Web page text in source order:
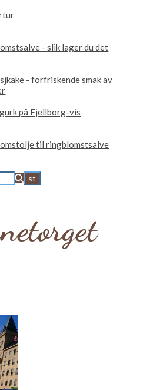
- slik lager du det
- forfriskende smak av
på Fjellborg-vis
til ringblomstsalve